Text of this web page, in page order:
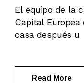
El equipo de la
Capital Europea
casa después u
Read More